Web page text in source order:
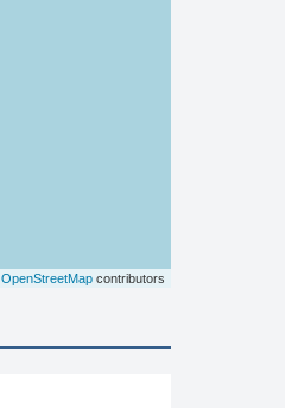
OpenStreetMap contributors